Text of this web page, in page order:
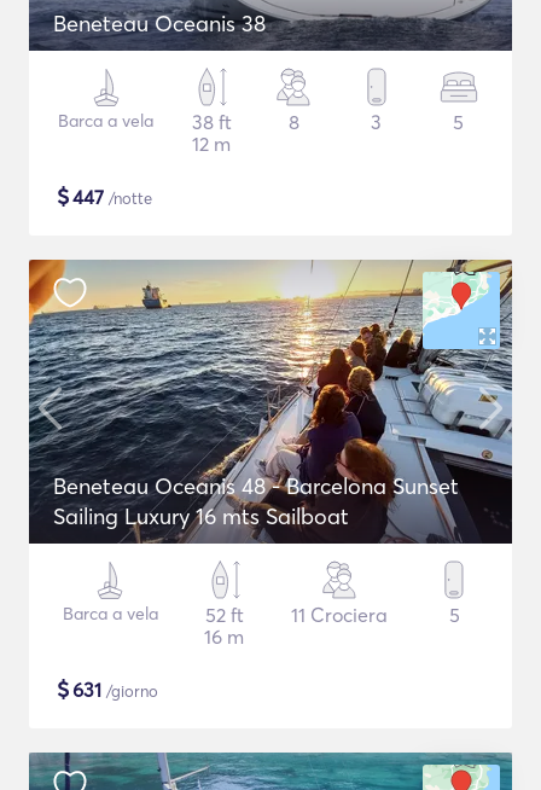
Beneteau Oceanis 38
Barca a vela
38 ft
12 m
8 3 5
$447 /notte
Beneteau Oceanis 48 - Barcelona Sunset
Sailing Luxury 16 mts Sailboat
Barca a vela
52 ft
16 m
11 Crociera 5
$631 /giorno